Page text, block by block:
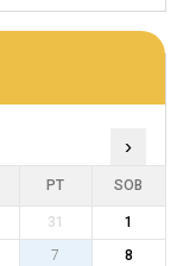
›
PT SOB
31
1
7
8